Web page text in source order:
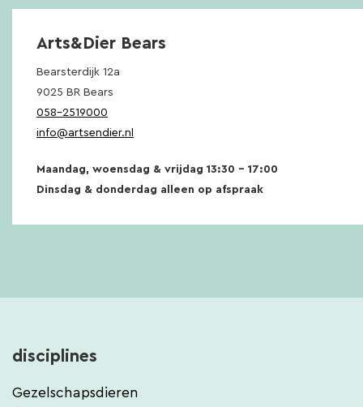
Arts&Dier Bears
Bearsterdijk 12a
9025 BR Bears
058-2519000
info@artsendier.nl
Maandag, woensdag & vrijdag 13:30 – 17:00
Dinsdag & donderdag alleen op afspraak
disciplines
Gezelschapsdieren